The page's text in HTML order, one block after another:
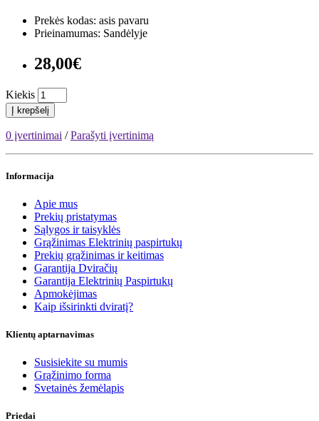
Prekės kodas: asis pavaru
Prieinamumas: Sandėlyje
28,00€
Kiekis
Į krepšelį
0 įvertinimai /Parašyti įvertinimą
Informacija
Apie mus
Prekių pristatymas
Sąlygos ir taisyklės
Grąžinimas Elektrinių paspirtukų
Prekių grąžinimas ir keitimas
Garantija Dviračių
Garantija Elektrinių Paspirtukų
Apmokėjimas
Kaip išsirinkti dviratį?
Klientų aptarnavimas
Susisiekite su mumis
Grąžinimo forma
Svetainės žemėlapis
Priedai